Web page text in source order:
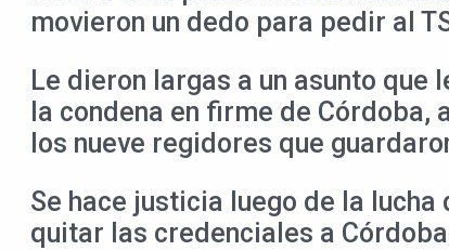
movieron un dedo para pedir al
Le dieron largas a un asunto
la condena en firme de
los nueve regidores que
Se hace justicia luego de la
quitar las credenciales a